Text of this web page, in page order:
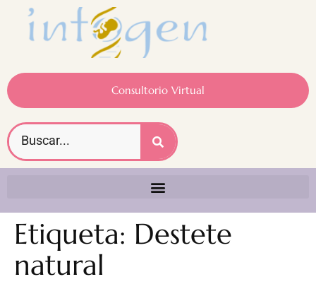
Consultorio Virtual
Etiqueta: Destete
natural